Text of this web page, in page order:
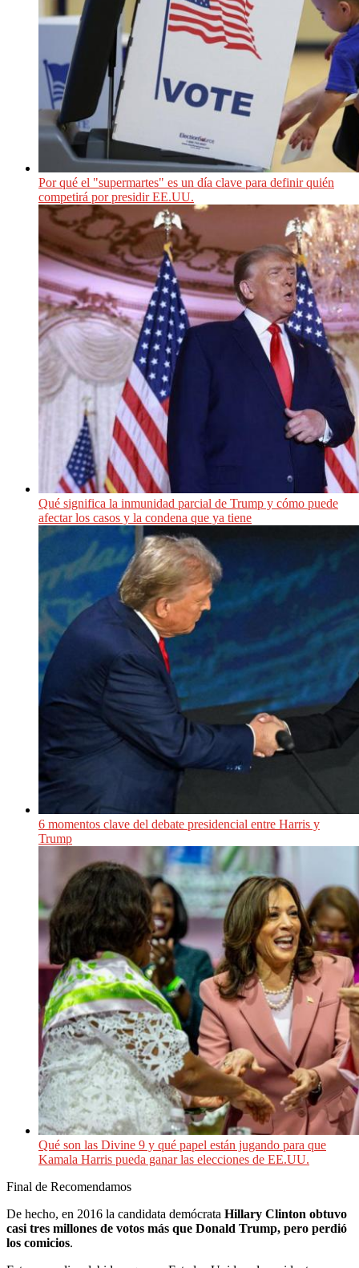
Por qué el "supermartes" es un día clave para definir quién
competirá por presidir EE.UU.
Qué significa la inmunidad parcial de Trump y cómo puede
afectar los casos y la condena que ya tiene
6 momentos clave del debate presidencial entre Harris y
Trump
Qué son las Divine 9 y qué papel están jugando para que
Kamala Harris pueda ganar las elecciones de EE.UU.
Final de Recomendamos
De hecho, en 2016 la candidata demócrata Hillary Clinton obtuvo
casi tres millones de votos más que Donald Trump, pero perdió
los comicios.